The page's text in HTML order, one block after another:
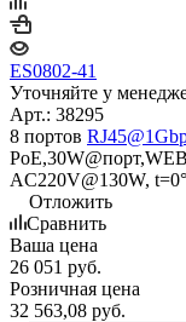
ES0802-41
Уточняйте у
Арт.: 38295
8 портов
AC220V@130W,
Отложить
Сравнить
Ваша цена
26 051 руб.
Розничная цена
32 563,08 руб.